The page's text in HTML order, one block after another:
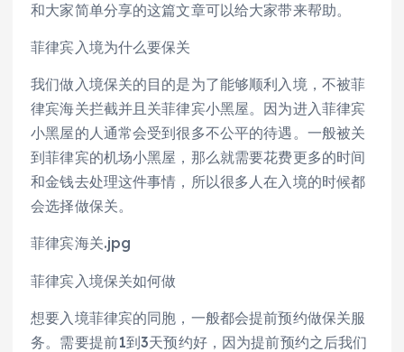
和大家简单分享的这篇文章可以给大家带来帮助。
菲律宾入境为什么要保关
我们做入境保关的目的是为了能够顺利入境，不被菲
律宾海关拦截并且关菲律宾小黑屋。因为进入菲律宾
小黑屋的人通常会受到很多不公平的待遇。一般被关
到菲律宾的机场小黑屋，那么就需要花费更多的时间
和金钱去处理这件事情，所以很多人在入境的时候都
会选择做保关。
菲律宾海关.jpg
菲律宾入境保关如何做
想要入境菲律宾的同胞，一般都会提前预约做保关服
务。需要提前1到3天预约好，因为提前预约之后我们